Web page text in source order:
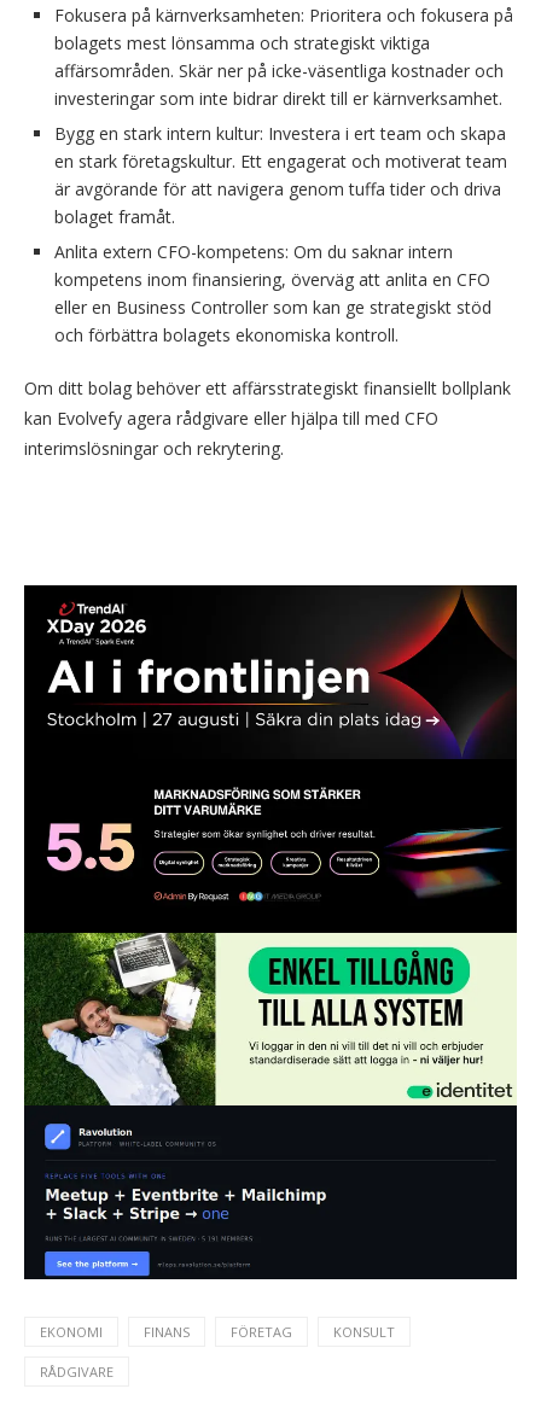
Fokusera på kärnverksamheten: Prioritera och fokusera på
bolagets mest lönsamma och strategiskt viktiga
affärsområden. Skär ner på icke-väsentliga kostnader och
investeringar som inte bidrar direkt till er kärnverksamhet.
Bygg en stark intern kultur: Investera i ert team och skapa
en stark företagskultur. Ett engagerat och motiverat team
är avgörande för att navigera genom tuffa tider och driva
bolaget framåt.
Anlita extern CFO-kompetens: Om du saknar intern
kompetens inom finansiering, överväg att anlita en CFO
eller en Business Controller som kan ge strategiskt stöd
och förbättra bolagets ekonomiska kontroll.
Om ditt bolag behöver ett affärsstrategiskt finansiellt bollplank
kan Evolvefy agera rådgivare eller hjälpa till med CFO
interimslösningar och rekrytering.
EKONOMI FINANS FÖRETAG KONSULT
RÅDGIVARE